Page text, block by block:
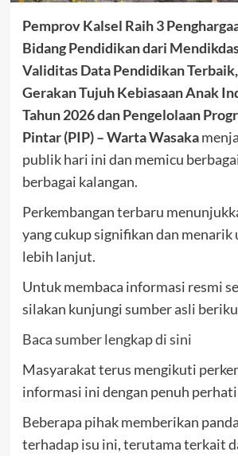
Pemprov Kalsel Raih 3
Bidang Pendidikan dari
Validitas Data Pendidikan
Gerakan Tujuh Kebiasaan Anak
Tahun 2026 dan Pengelolaan
Pintar (PIP) – Warta Wasaka
publik hari ini dan memicu
berbagai kalangan.
Perkembangan terbaru
yang cukup signifikan dan
lebih lanjut.
Untuk membaca informasi resmi
silakan kunjungi sumber asli
Baca sumber lengkap di sini
Masyarakat terus mengikuti
informasi ini dengan penuh
Beberapa pihak memberikan
terhadap isu ini, terutama terkait